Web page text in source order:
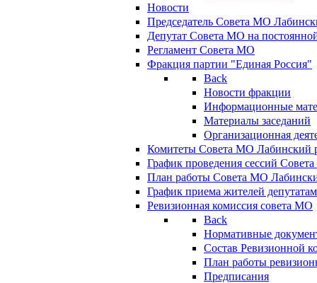
Новости
Председатель Совета МО
Депутат Совета МО на
Регламент Совета МО
Фракция партии "Единая Россия"
Back
Новости фракции
Информационные
Материалы заседаний
Организационная
Комитеты Совета МО Лабинский
График проведения сессий
План работы Совета МО
График приема жителей
Ревизионная комиссия совета МО
Back
Нормативные
Состав Ревизионной
План работы
Предписания